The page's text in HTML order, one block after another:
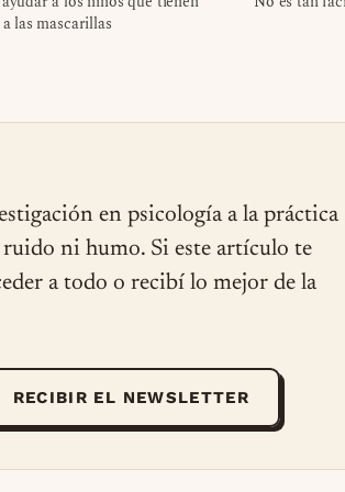
las mascarillas
en psicología a la práctica
ni humo. Si este artículo te
a todo o recibí lo mejor de la
RECIBIR EL NEWSLETTER